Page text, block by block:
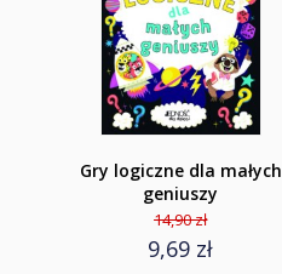
Gry logiczne dla małych
geniuszy
14,90 zł
9,69 zł